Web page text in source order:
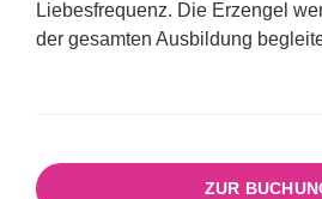
Liebesfrequenz. Die Erzengel
der gesamten Ausbildung
ZUR